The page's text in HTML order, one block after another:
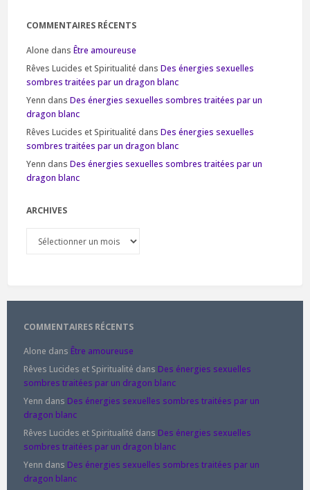
COMMENTAIRES RÉCENTS
Alone dans Être amoureuse
Rêves Lucides et Spiritualité dans Des énergies sexuelles
sombres traitées par un dragon blanc
Yenn dans Des énergies sexuelles sombres traitées par un
dragon blanc
Rêves Lucides et Spiritualité dans Des énergies sexuelles
sombres traitées par un dragon blanc
Yenn dans Des énergies sexuelles sombres traitées par un
dragon blanc
ARCHIVES
COMMENTAIRES RÉCENTS
Alone dans Être amoureuse
Rêves Lucides et Spiritualité dans Des énergies sexuelles
sombres traitées par un dragon blanc
Yenn dans Des énergies sexuelles sombres traitées par un
dragon blanc
Rêves Lucides et Spiritualité dans Des énergies sexuelles
sombres traitées par un dragon blanc
Yenn dans Des énergies sexuelles sombres traitées par un
dragon blanc